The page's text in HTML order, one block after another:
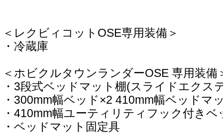
＜レクビィコットOSE専用装備＞
・冷蔵庫
＜ホビクルタウンランダーOSE 専用装備
・3段式ベッドマット棚(スライドエクス
・300mm幅ベッド×2 410mm幅ベッドマ
・410mm幅ユーティリティフック付き
・ベッドマット固定具